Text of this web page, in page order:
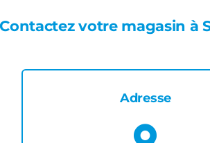
Contactez votre magasin à
Adresse